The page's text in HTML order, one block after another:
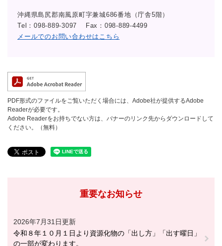
沖縄県島尻郡南風原町字兼城686番地（庁舎5階）
Tel：098-889-3097
Fax：098-889-4499
メールでのお問い合わせはこちら
PDF形式のファイルをご覧いただく場合には、Adobe社が提供するAdobe
Readerが必要です。
Adobe Readerをお持ちでない方は、バナーのリンク先からダウンロードして
ください。（無料）
重要なお知らせ
2026年7月31日更新
令和８年１０月１日より資源化物の「出し方」「出す曜日」
の一部が変わります。